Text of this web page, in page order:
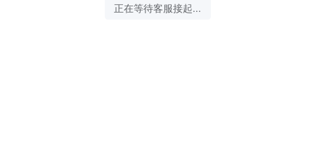
正在等待客服接起...